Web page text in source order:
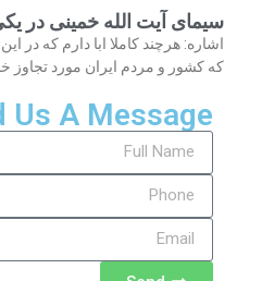
سیمای آیت الله خمینی در
اشاره: هرچند کاملا ابا دارم که
که کشور و مردم ایران مورد تجاوز
Us A Message